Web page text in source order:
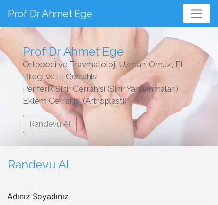
Prof Dr Ahmet Ege
Prof Dr Ahmet Ege
Ortopedi ve Travmatoloji Uzmanı Omuz, El
Bileği ve El Cerrahisi
Periferik Sinir Cerrahisi (Sinir Yaralanmaları)
Eklem Cerrahisi (Artroplasti)
Randevu Al
Randevu Al
Adınız Soyadınız